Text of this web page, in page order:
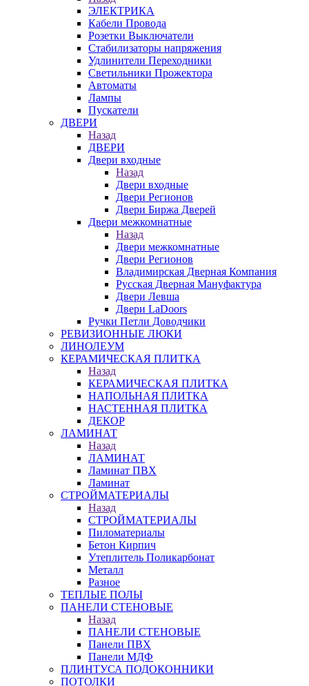
ЭЛЕКТРИКА
Кабели Провода
Розетки Выключатели
Стабилизаторы напряжения
Удлинители Переходники
Светильники Прожектора
Автоматы
Лампы
Пускатели
ДВЕРИ
Назад
ДВЕРИ
Двери входные
Назад
Двери входные
Двери Регионов
Двери Биржа Дверей
Двери межкомнатные
Назад
Двери межкомнатные
Двери Регионов
Владимирская Дверная Компания
Русская Дверная Мануфактура
Двери Левша
Двери LaDoors
Ручки Петли Доводчики
РЕВИЗИОННЫЕ ЛЮКИ
ЛИНОЛЕУМ
КЕРАМИЧЕСКАЯ ПЛИТКА
Назад
КЕРАМИЧЕСКАЯ ПЛИТКА
НАПОЛЬНАЯ ПЛИТКА
НАСТЕННАЯ ПЛИТКА
ДЕКОР
ЛАМИНАТ
Назад
ЛАМИНАТ
Ламинат ПВХ
Ламинат
СТРОЙМАТЕРИАЛЫ
Назад
СТРОЙМАТЕРИАЛЫ
Пиломатериалы
Бетон Кирпич
Утеплитель Поликарбонат
Металл
Разное
ТЕПЛЫЕ ПОЛЫ
ПАНЕЛИ СТЕНОВЫЕ
Назад
ПАНЕЛИ СТЕНОВЫЕ
Панели ПВХ
Панели МДФ
ПЛИНТУСА ПОДОКОННИКИ
ПОТОЛКИ